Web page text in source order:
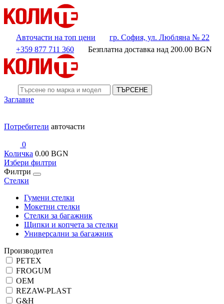
Авточасти на топ цени
гр. София, ул. Любляна № 22
+359 877 711 360
Безплатна доставка над 200.00 BGN
ТЪРСЕНЕ
Заглавие
Потребители авточасти
0
Количка 0.00 BGN
Избери филтри
Филтри
Стелки
Гумени стелки
Мокетни стелки
Стелки за багажник
Щипки и копчета за стелки
Универсални за багажник
Производител
PETEX
FROGUM
OEM
REZAW-PLAST
G&H